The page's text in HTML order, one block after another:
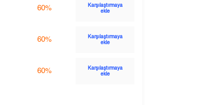
60%
Karşılaştırmaya
ekle
60%
Karşılaştırmaya
ekle
60%
Karşılaştırmaya
ekle